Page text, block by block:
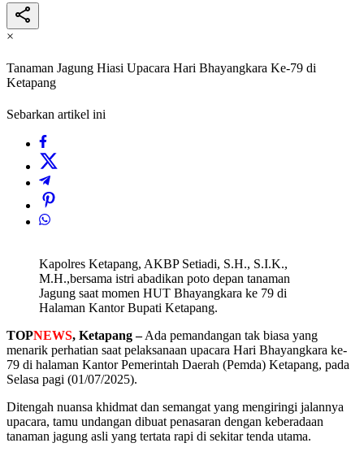
×
Tanaman Jagung Hiasi Upacara Hari Bhayangkara Ke-79 di
Ketapang
Sebarkan artikel ini
Kapolres Ketapang, AKBP Setiadi, S.H., S.I.K.,
M.H.,bersama istri abadikan poto depan tanaman
Jagung saat momen HUT Bhayangkara ke 79 di
Halaman Kantor Bupati Ketapang.
TOPNEWS, Ketapang –Ada pemandangan tak biasa yang
menarik perhatian saat pelaksanaan upacara Hari Bhayangkara ke-
79 di halaman Kantor Pemerintah Daerah (Pemda) Ketapang, pada
Selasa pagi (01/07/2025).
Ditengah nuansa khidmat dan semangat yang mengiringi jalannya
upacara, tamu undangan dibuat penasaran dengan keberadaan
tanaman jagung asli yang tertata rapi di sekitar tenda utama.